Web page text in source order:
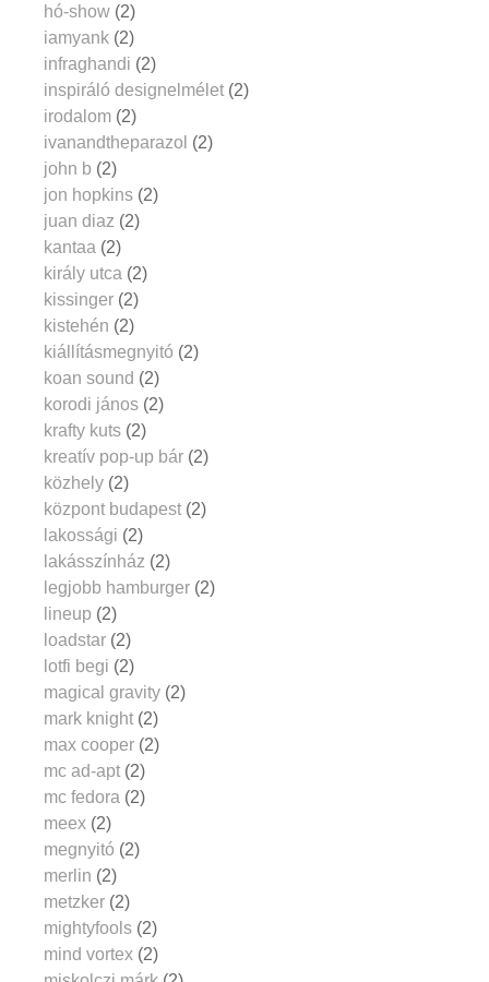
hó-show (2)
iamyank (2)
infraghandi (2)
inspiráló designelmélet (2)
irodalom (2)
ivanandtheparazol (2)
john b (2)
jon hopkins (2)
juan diaz (2)
kantaa (2)
király utca (2)
kissinger (2)
kistehén (2)
kiállításmegnyitó (2)
koan sound (2)
korodi jános (2)
krafty kuts (2)
kreatív pop-up bár (2)
közhely (2)
központ budapest (2)
lakossági (2)
lakásszínház (2)
legjobb hamburger (2)
lineup (2)
loadstar (2)
lotfi begi (2)
magical gravity (2)
mark knight (2)
max cooper (2)
mc ad-apt (2)
mc fedora (2)
meex (2)
megnyitó (2)
merlin (2)
metzker (2)
mightyfools (2)
mind vortex (2)